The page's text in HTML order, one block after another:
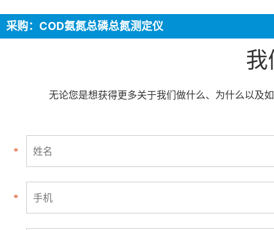
采购：COD氨氮总磷总氮测定仪
我
无论您是想获得更多关于我们做什么、为什么以及
*
*